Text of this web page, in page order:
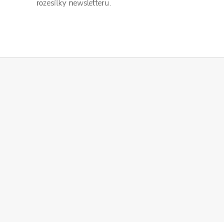
rozesílky newsletteru.